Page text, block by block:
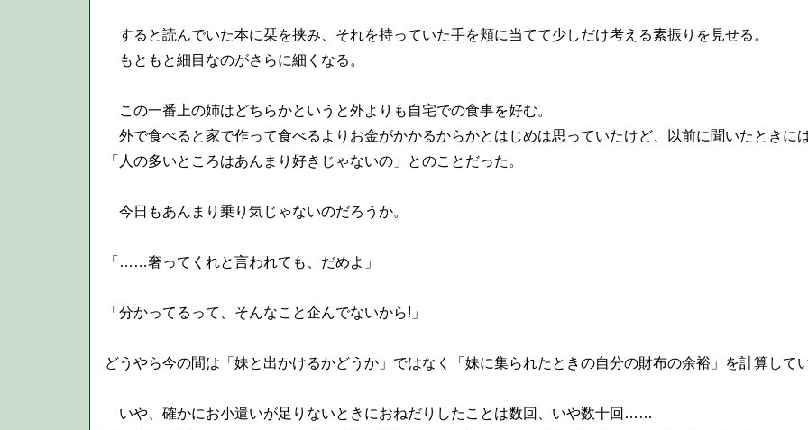
すると読んでいた本に栞を挟み、それを持っていた手を頬に当てて少しだけ考える素振りを見せる。
もともと細目なのがさらに細くなる。
この一番上の姉はどちらかというと外よりも自宅での食事を好む。
外で食べると家で作って食べるよりお金がかかるからかとはじめは思っていたけど、以前に聞いたときに
「人の多いところはあんまり好きじゃないの」とのことだった。
今日もあんまり乗り気じゃないのだろうか。
「……奢ってくれと言われても、だめよ」
「分かってるって、そんなこと企んでないから!」
どうやら今の間は「妹と出かけるかどうか」ではなく「妹に集られたときの自分の財布の余裕」を計算して
いや、確かにお小遣いが足りないときにおねだりしたことは数回、いや数十回……